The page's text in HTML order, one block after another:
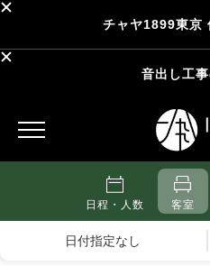
チャヤ1899東京
音出し工
日程・人数 客室
日付指定なし